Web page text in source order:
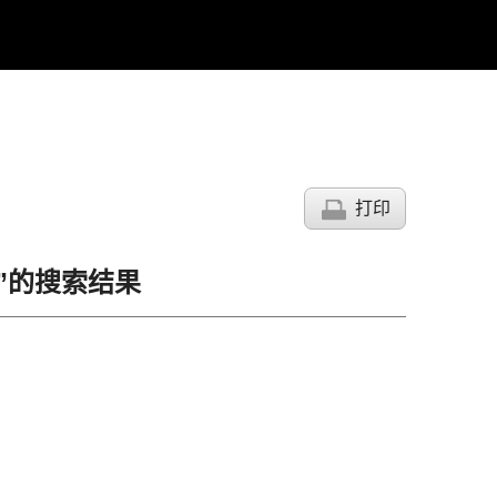
打印
的搜索结果